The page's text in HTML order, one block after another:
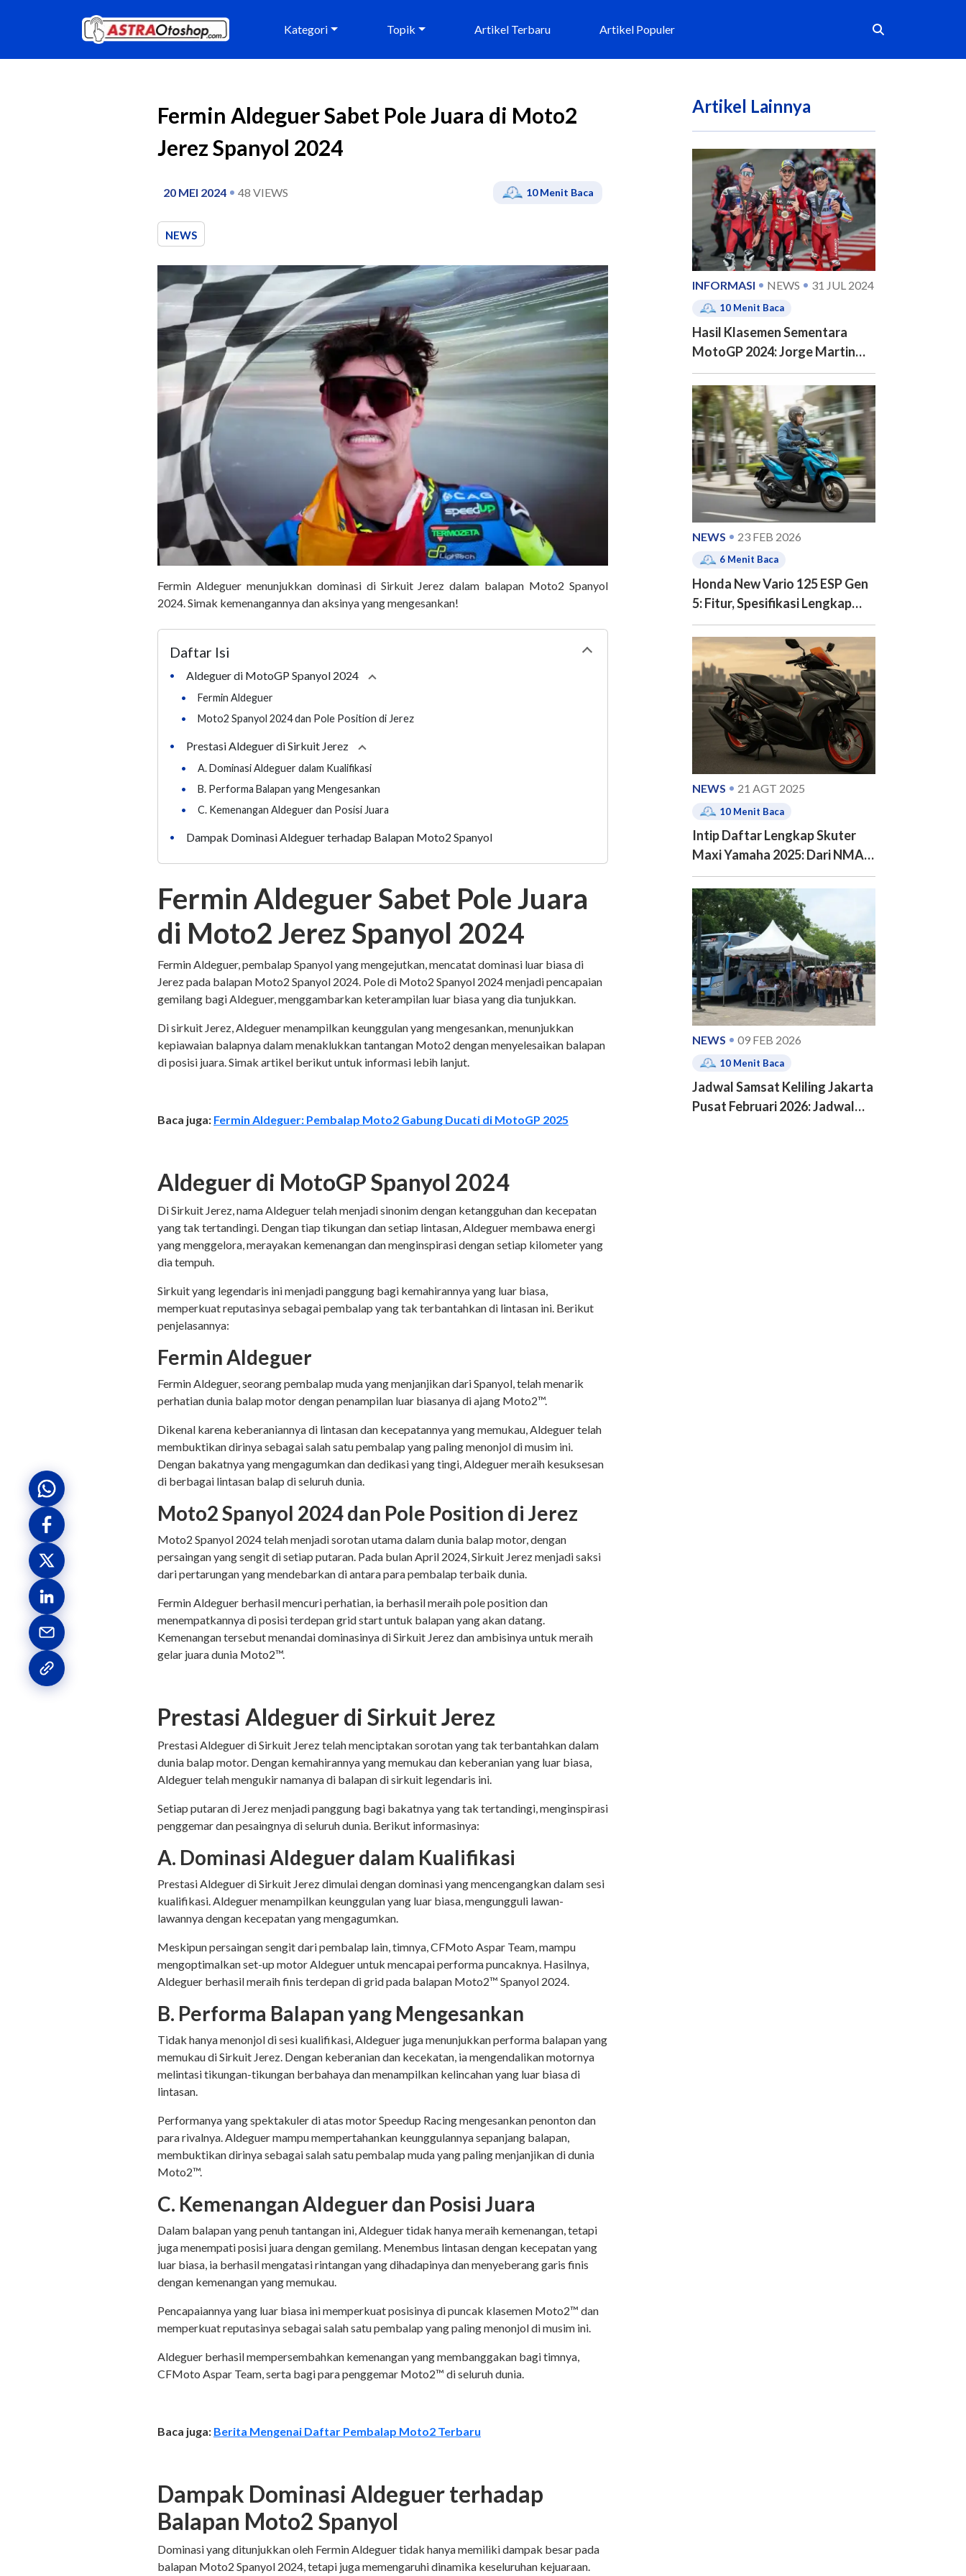
Kategori Topik Artikel Terbaru Artikel Populer
Fermin Aldeguer Sabet Pole Juara di Moto2
Jerez Spanyol 2024
20 MEI 2024 48 VIEWS 10Menit Baca
NEWS
Fermin Aldeguer menunjukkan dominasi di Sirkuit Jerez dalam balapan Moto2 Spanyol
2024. Simak kemenangannya dan aksinya yang mengesankan!
Daftar Isi
table of contents
•
Aldeguer di MotoGP Spanyol 2024 Collapse
•
Fermin Aldeguer
•
Moto2 Spanyol 2024 dan Pole Position di Jerez
• Prestasi Aldeguer di Sirkuit Jerez Collapse
•
A. Dominasi Aldeguer dalam Kualifikasi
•
B. Performa Balapan yang Mengesankan
•
C. Kemenangan Aldeguer dan Posisi Juara
• Dampak Dominasi Aldeguer terhadap Balapan Moto2 Spanyol
Fermin Aldeguer Sabet Pole Juara
di Moto2 Jerez Spanyol 2024
Fermin Aldeguer, pembalap Spanyol yang mengejutkan, mencatat dominasi luar biasa di
Jerez pada balapan Moto2 Spanyol 2024. Pole di Moto2 Spanyol 2024 menjadi pencapaian
gemilang bagi Aldeguer, menggambarkan keterampilan luar biasa yang dia tunjukkan.
Di sirkuit Jerez, Aldeguer menampilkan keunggulan yang mengesankan, menunjukkan
kepiawaian balapnya dalam menaklukkan tantangan Moto2 dengan menyelesaikan balapan
di posisi juara. Simak artikel berikut untuk informasi lebih lanjut.
Baca juga: Fermin Aldeguer: Pembalap Moto2 Gabung Ducati di MotoGP 2025
Aldeguer di MotoGP Spanyol 2024
Di Sirkuit Jerez, nama Aldeguer telah menjadi sinonim dengan ketangguhan dan kecepatan
yang tak tertandingi. Dengan tiap tikungan dan setiap lintasan, Aldeguer membawa energi
yang menggelora, merayakan kemenangan dan menginspirasi dengan setiap kilometer yang
dia tempuh.
Sirkuit yang legendaris ini menjadi panggung bagi kemahirannya yang luar biasa,
memperkuat reputasinya sebagai pembalap yang tak terbantahkan di lintasan ini. Berikut
penjelasannya:
Fermin Aldeguer
Fermin Aldeguer, seorang pembalap muda yang menjanjikan dari Spanyol, telah menarik
perhatian dunia balap motor dengan penampilan luar biasanya di ajang Moto2™.
Dikenal karena keberaniannya di lintasan dan kecepatannya yang memukau, Aldeguer telah
membuktikan dirinya sebagai salah satu pembalap yang paling menonjol di musim ini.
Dengan bakatnya yang mengagumkan dan dedikasi yang tingi, Aldeguer meraih kesuksesan
di berbagai lintasan balap di seluruh dunia.
Moto2 Spanyol 2024 dan Pole Position di Jerez
Moto2 Spanyol 2024 telah menjadi sorotan utama dalam dunia balap motor, dengan
persaingan yang sengit di setiap putaran. Pada bulan April 2024, Sirkuit Jerez menjadi saksi
dari pertarungan yang mendebarkan di antara para pembalap terbaik dunia.
Fermin Aldeguer berhasil mencuri perhatian, ia berhasil meraih pole position dan
menempatkannya di posisi terdepan grid start untuk balapan yang akan datang.
Kemenangan tersebut menandai dominasinya di Sirkuit Jerez dan ambisinya untuk meraih
gelar juara dunia Moto2™.
Prestasi Aldeguer di Sirkuit Jerez
Prestasi Aldeguer di Sirkuit Jerez telah menciptakan sorotan yang tak terbantahkan dalam
dunia balap motor. Dengan kemahirannya yang memukau dan keberanian yang luar biasa,
Aldeguer telah mengukir namanya di balapan di sirkuit legendaris ini.
Setiap putaran di Jerez menjadi panggung bagi bakatnya yang tak tertandingi, menginspirasi
penggemar dan pesaingnya di seluruh dunia. Berikut informasinya:
A. Dominasi Aldeguer dalam Kualifikasi
Prestasi Aldeguer di Sirkuit Jerez dimulai dengan dominasi yang mencengangkan dalam sesi
kualifikasi. Aldeguer menampilkan keunggulan yang luar biasa, mengungguli lawan-
lawannya dengan kecepatan yang mengagumkan.
Meskipun persaingan sengit dari pembalap lain, timnya, CFMoto Aspar Team, mampu
mengoptimalkan set-up motor Aldeguer untuk mencapai performa puncaknya. Hasilnya,
Aldeguer berhasil meraih finis terdepan di grid pada balapan Moto2™ Spanyol 2024.
B. Performa Balapan yang Mengesankan
Tidak hanya menonjol di sesi kualifikasi, Aldeguer juga menunjukkan performa balapan yang
memukau di Sirkuit Jerez. Dengan keberanian dan kecekatan, ia mengendalikan motornya
melintasi tikungan-tikungan berbahaya dan menampilkan kelincahan yang luar biasa di
lintasan.
Performanya yang spektakuler di atas motor Speedup Racing mengesankan penonton dan
para rivalnya. Aldeguer mampu mempertahankan keunggulannya sepanjang balapan,
membuktikan dirinya sebagai salah satu pembalap muda yang paling menjanjikan di dunia
Moto2™.
C. Kemenangan Aldeguer dan Posisi Juara
Dalam balapan yang penuh tantangan ini, Aldeguer tidak hanya meraih kemenangan, tetapi
juga menempati posisi juara dengan gemilang. Menembus lintasan dengan kecepatan yang
luar biasa, ia berhasil mengatasi rintangan yang dihadapinya dan menyeberang garis finis
dengan kemenangan yang memukau.
Pencapaiannya yang luar biasa ini memperkuat posisinya di puncak klasemen Moto2™ dan
memperkuat reputasinya sebagai salah satu pembalap yang paling menonjol di musim ini.
Aldeguer berhasil mempersembahkan kemenangan yang membanggakan bagi timnya,
CFMoto Aspar Team, serta bagi para penggemar Moto2™ di seluruh dunia.
Baca juga: Berita Mengenai Daftar Pembalap Moto2 Terbaru
Dampak Dominasi Aldeguer terhadap
Balapan Moto2 Spanyol
Dominasi yang ditunjukkan oleh Fermin Aldeguer tidak hanya memiliki dampak besar pada
balapan Moto2 Spanyol 2024, tetapi juga memengaruhi dinamika keseluruhan kejuaraan.
Artikel Lainnya
INFORMASI NEWS 31 JUL 2024
10 Menit Baca
Hasil Klasemen Sementara
MotoGP 2024: Jorge Martin
Disusul?
NEWS 23 FEB 2026
6 Menit Baca
Honda New Vario 125 ESP Gen
5: Fitur, Spesifikasi Lengkap
dan Harga Honda Vario 125
Terbaru 2026
NEWS 21 AGT 2025
10 Menit Baca
Intip Daftar Lengkap Skuter
Maxi Yamaha 2025: Dari NMAX
Turbo Hingga XMAX
NEWS 09 FEB 2026
10 Menit Baca
Jadwal Samsat Keliling Jakarta
Pusat Februari 2026: Jadwal